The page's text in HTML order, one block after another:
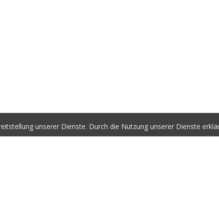
unserer Dienste. Durch die Nutzung unserer Dienste